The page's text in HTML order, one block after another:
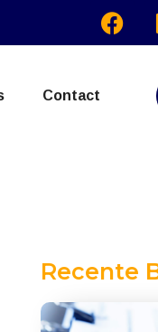
Contact
Recente